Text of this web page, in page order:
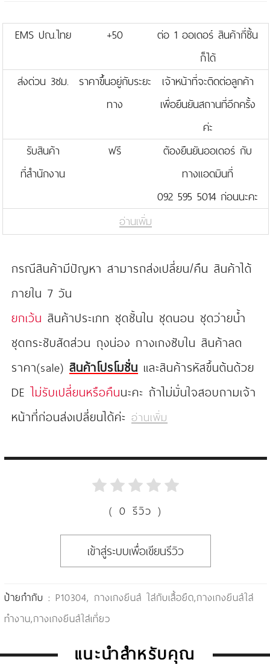
EMS ปณ.ไทย +50
ต่อ 1 ออเดอร์ สินค้ากี่ชิ้น
ก็ได้
ส่งด่วน 3ชม.
ราคาขึ้นอยู่กับระยะ
ทาง
เจ้าหน้าที่จะติดต่อลูกค้า
เพื่อยืนยันสถานที่อีกครั้ง
ค่ะ
รับสินค้า
ที่สำนักงาน
ฟรี
ต้องยืนยันออเดอร์ กับ
ทางแอดมินที่
092 595 5014 ก่อนนะคะ
อ่านเพิ่ม
กรณีสินค้ามีปัญหา สามารถส่งเปลี่ยน/คืน สินค้าได้
ภายใน 7 วัน
ยกเว้น สินค้าประเภท ชุดชั้นใน ชุดนอน ชุดว่ายน้ำ
ชุดกระชับสัดส่วน ถุงน่อง กางเกงซับใน สินค้าลด
ราคา(sale) สินค้าโปรโมชั่น และสินค้ารหัสขึ้นต้นด้วย
DE ไม่รับเปลี่ยนหรือคืนนะคะ ถ้าไม่มั่นใจสอบถามเจ้า
หน้าที่ก่อนส่งเปลี่ยนได้ค่ะ อ่านเพิ่ม
( 0 รีวิว )
เข้าสู่ระบบเพื่อเขียนรีวิว
ป้ายกำกับ :P10304,กางเกงยีนส์ ใส่กับเสื้อยืด,กางเกงยีนส์ใส่
ทำงาน,กางเกงยีนส์ใส่เที่ยว
แนะนำสำหรับคุณ